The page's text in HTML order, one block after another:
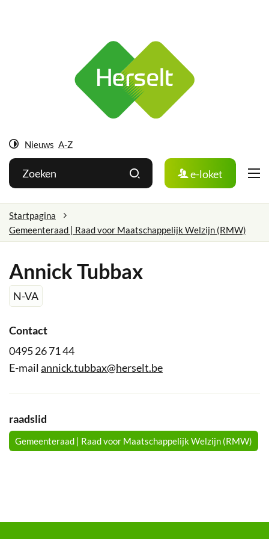
Hoog
contrast
Nieuws A-Z
Wat
zoek
e-loket
Startpagina
Gemeenteraad | Raad voor Maatschappelijk Welzijn (RMW)
Annick Tubbax
N-VA
Contact
Tel.
0495 26 71 44
E-
annick.tubbax@herselt.be
Functies
raadslid
Gemeenteraad | Raad voor Maatschappelijk Welzijn (RMW)